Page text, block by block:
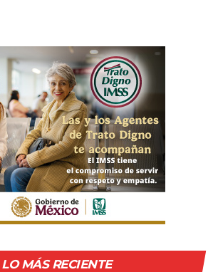
LO MÁS RECIENTE